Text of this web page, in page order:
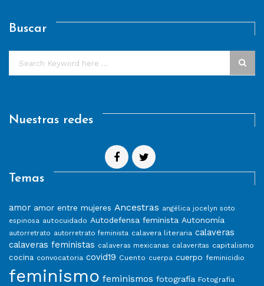
Buscar
Nuestras redes
Temas
amor amor entre mujeres Ancestras angélica jocelyn soto
espinosa autocuidado Autodefensa feminista Autonomía
autorretrato autorretrato feminista calavera literaria calaveras
calaveras feministas calaveras mexicanas calaveritas capitalismo
cocina convocatoria covid19 Cuento cuerpa cuerpo feminicidio
feminismo feminismos fotografía Fotografía